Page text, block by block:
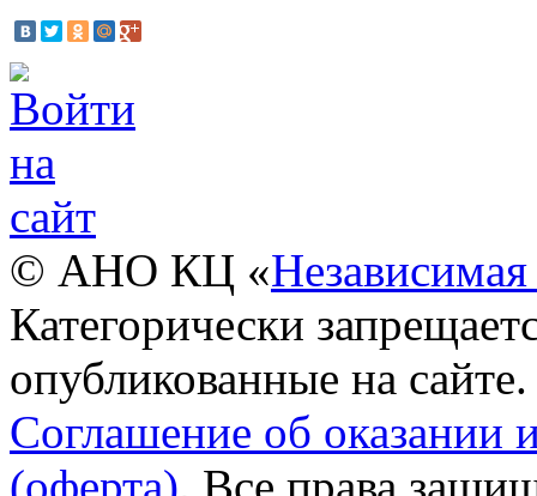
© АНО КЦ «Независимая
Категорически
опубликованные на сайте.
Соглашение об оказании